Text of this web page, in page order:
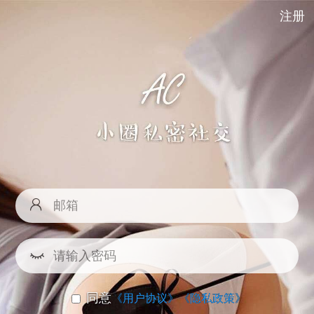
注册
同意《用户协议》《隐私政策》